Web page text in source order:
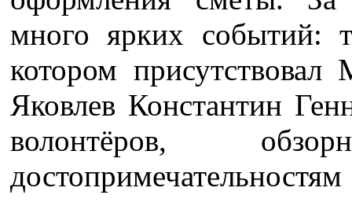
много ярких событий:
котором
Яковлев Константин
волонтёров,